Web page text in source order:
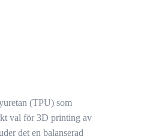
(TPU) som
val för 3D printing av
det en balanserad